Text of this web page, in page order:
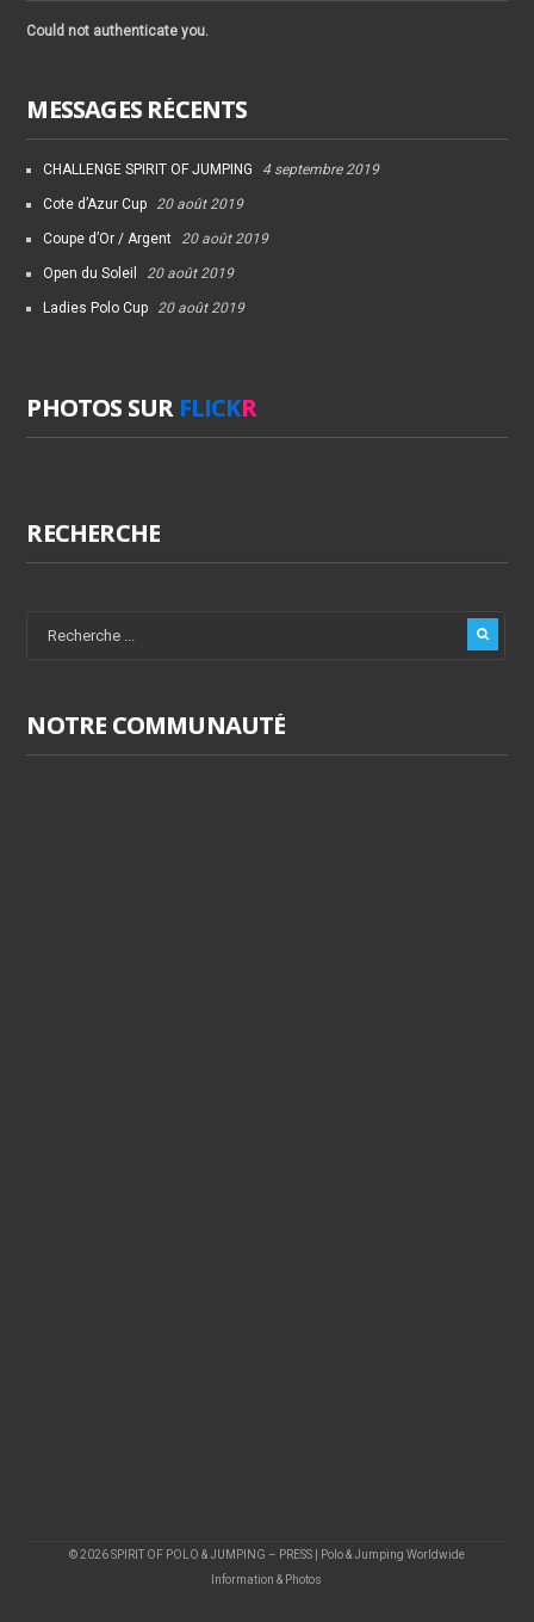
Could not authenticate you.
MESSAGES RÉCENTS
CHALLENGE SPIRIT OF JUMPING 4 septembre 2019
Cote d’Azur Cup 20 août 2019
Coupe d’Or / Argent 20 août 2019
Open du Soleil 20 août 2019
Ladies Polo Cup 20 août 2019
PHOTOS SUR FLICKR
RECHERCHE
NOTRE COMMUNAUTÉ
© 2026 SPIRIT OF POLO & JUMPING – PRESS | Polo & Jumping Worldwide
Information & Photos